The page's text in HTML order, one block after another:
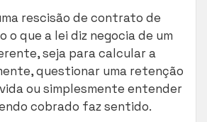
rescisão de contrato de
o que a lei diz negocia de um
seja para calcular a
questionar uma retenção
ou simplesmente entender
cobrado faz sentido.